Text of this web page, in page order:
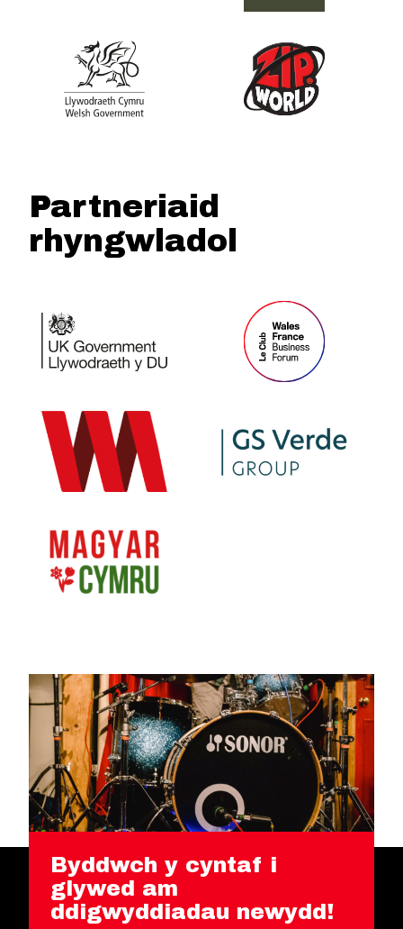
Partneriaid
rhyngwladol
Byddwch y cyntaf i
glywed am
ddigwyddiadau newydd!